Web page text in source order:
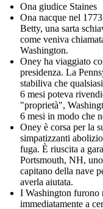
Ona giudice Staines
Ona nacque nel
Betty, una sarta
come veniva
Washington.
Oney ha viaggiato
presidenza. La
stabiliva che
6 mesi poteva
"proprietà",
6 mesi in modo che
Oney è corsa per la
simpatizzanti
fuga. È riuscita a
Portsmouth, NH,
capitano della nave
averla aiutata.
I Washington furono
immediatamente a